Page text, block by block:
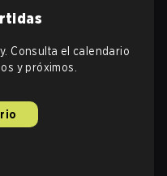
Consulta el calendario
y próximos.